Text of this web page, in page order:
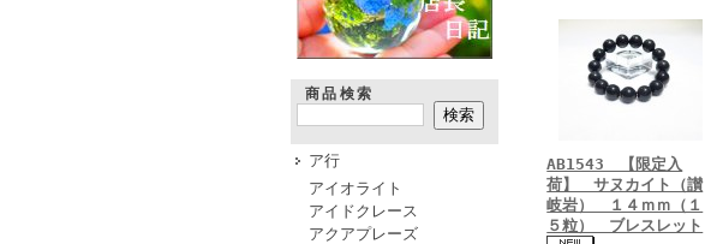
商品検索
ア行
アイオライト
アイドクレース
アクアプレーズ
AB1543 【限定入
荷】 サヌカイト（讃
岐岩） １４ｍｍ（１
５粒） ブレスレット